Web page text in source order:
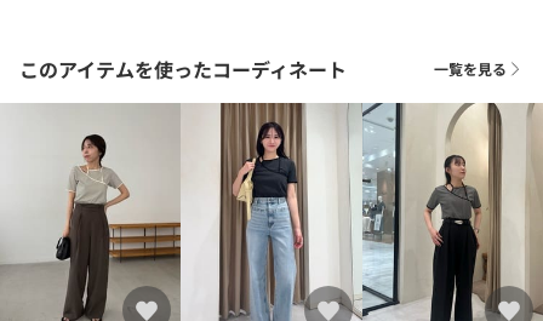
※撮影場所やお使いのモニター環境により若干お色味が異なる場
合がございます。
特にロケの撮影では明るく見える傾向にございます。
※商品はサンプルで撮影をしております。若干の仕様が変更にな
る場合がございますので予めご了承の上ご注文くださいますよう
お願いいたします。
※濃色製品は、色移りすることがありますので、他の物と分けて
洗濯してください。
このアイテムを使ったコーディネート 一覧を見る